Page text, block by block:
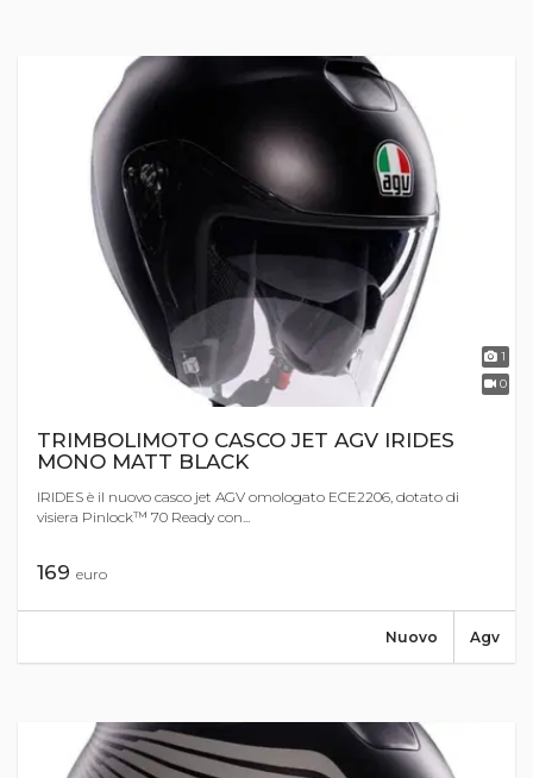
1
0
TRIMBOLIMOTO CASCO JET AGV IRIDES
MONO MATT BLACK
IRIDES è il nuovo casco jet AGV omologato ECE2206, dotato di
visiera Pinlock™ 70 Ready con...
169 euro
Agv
Nuovo